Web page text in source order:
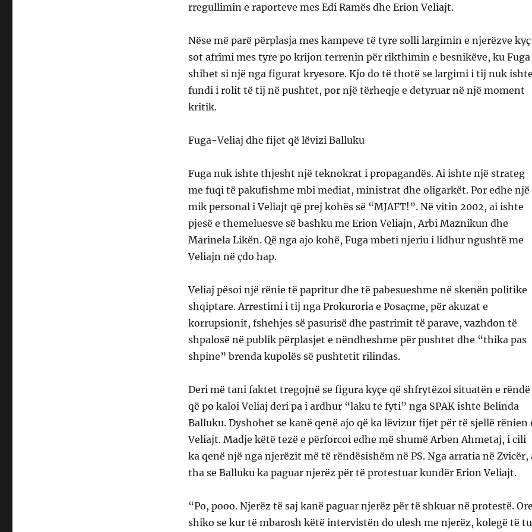
rregullimin e raporteve mes Edi Ramës dhe Erion Veliajt.
Nëse më parë përplasja mes kampeve të tyre solli largimin e njerëzve
sot afrimi mes tyre po krijon terrenin për rikthimin e besnikëve, ku Fuga
shihet si një nga figurat kryesore. Kjo do të thotë se largimi i tij nuk
fundi i rolit të tij në pushtet, por një tërheqje e detyruar në një moment
kritik.
Fuga-Veliaj dhe fijet që lëvizi Balluku
Fuga nuk ishte thjesht një teknokrat i propagandës. Ai ishte një strateg
me fuqi të pakufishme mbi mediat, ministrat dhe oligarkët. Por edhe një
mik personal i Veliajt që prej kohës së “MJAFT!”. Në vitin 2002, ai ishte
pjesë e themeluesve së bashku me Erion Veliajn, Arbi Maznikun dhe
Marinela Likën. Që nga ajo kohë, Fuga mbeti njeriu i lidhur ngushtë me
Veliajn në çdo hap.
Veliaj pësoi një rënie të papritur dhe të pabesueshme në skenën politike
shqiptare. Arrestimi i tij nga Prokuroria e Posaçme, për akuzat e
korrupsionit, fshehjes së pasurisë dhe pastrimit të parave, vazhdon të
shpalosë në publik përplasjet e nëndheshme për pushtet dhe “thika pas
shpine” brenda kupolës së pushtetit rilindas.
Deri më tani faktet tregojnë se figura kyçe që shfrytëzoi situatën e rëndë
që po kaloi Veliaj deri pa i ardhur “laku te fyti” nga SPAK ishte Belinda
Balluku. Dyshohet se kanë qenë ajo që ka lëvizur fijet për të sjellë rënien
Veliajt. Madje këtë tezë e përforcoi edhe më shumë Arben Ahmetaj, i cili
ka qenë një nga njerëzit më të rëndësishëm në PS. Nga arratia në Zvicër,
tha se Balluku ka paguar njerëz për të protestuar kundër Erion Veliajt.
“Po, pooo. Njerëz të saj kanë paguar njerëz për të shkuar në protestë.
shiko se kur të mbarosh këtë intervistën do ulesh me njerëz, kolegë të tu